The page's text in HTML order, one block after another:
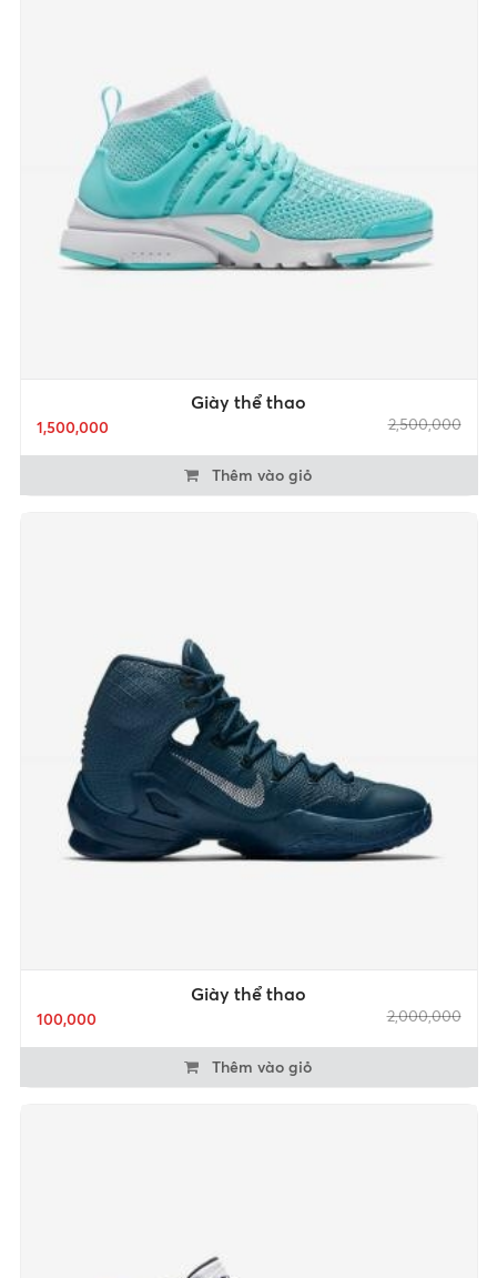
Giày thể thao
1,500,000 2,500,000
Thêm vào giỏ
Giày thể thao
100,000 2,000,000
Thêm vào giỏ